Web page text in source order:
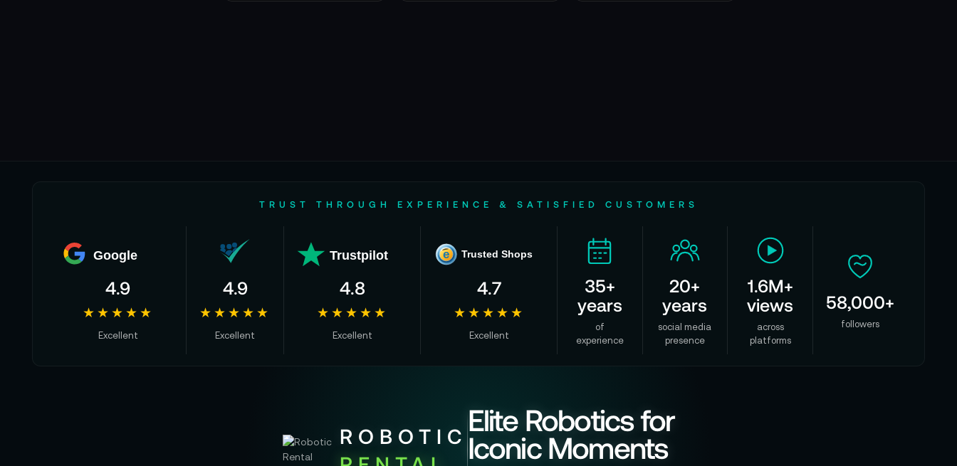
TRUST THROUGH EXPERIENCE & SATISFIED CUSTOMERS
Google
4.9
★★★★★
Excellent
4.9
★★★★★
Excellent
Trustpilot
4.8
★★★★★
Excellent
e Trusted Shops
4.7
★★★★★
Excellent
35+
years
of
experience
20+
years
social media
presence
1.6M+
views
across
platforms
58,000+
followers
ROBOTIC Elite Robotics for
Iconic Moments